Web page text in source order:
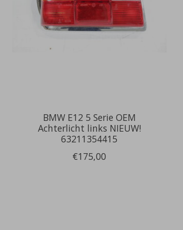
BMW E12 5 Serie OEM
Achterlicht links NIEUW!
63211354415
€175,00